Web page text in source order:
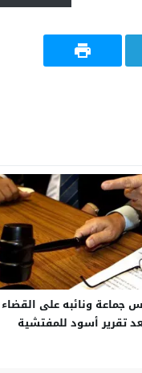
جماعة ونائبه على القضاء
تقرير أسود للمفتشية